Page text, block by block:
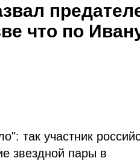
что по
так участник
звездной пары в